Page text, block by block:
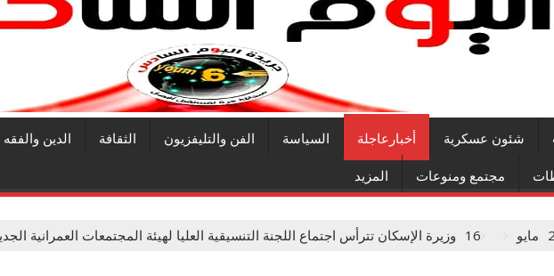
شئون عسكرية أخبارعاجلة السياسة الفن والتليفزيون الثقافة الدين والفقه
مجتمع ومنوعات المزيد
مايو 16 وزيرة الإسكان تترأس اجتماع اللجنة التنسيقية العليا لهيئة المجتمعات العمرانية